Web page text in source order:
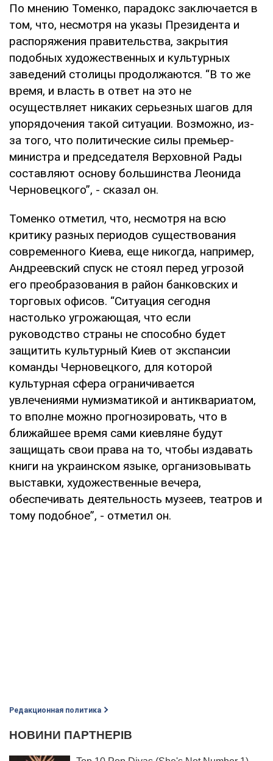
По мнению Томенко, парадокс заключается в
том, что, несмотря на указы Президента и
распоряжения правительства, закрытия
подобных художественных и культурных
заведений столицы продолжаются. “В то же
время, и власть в ответ на это не
осуществляет никаких серьезных шагов для
упорядочения такой ситуации. Возможно, из-
за того, что политические силы премьер-
министра и председателя Верховной Рады
составляют основу большинства Леонида
Черновецкого”, - сказал он.
Томенко отметил, что, несмотря на всю
критику разных периодов существования
современного Киева, еще никогда, например,
Андреевский спуск не стоял перед угрозой
его преобразования в район банковских и
торговых офисов. “Ситуация сегодня
настолько угрожающая, что если
руководство страны не способно будет
защитить культурный Киев от экспансии
команды Черновецкого, для которой
культурная сфера ограничивается
увлечениями нумизматикой и антиквариатом,
то вполне можно прогнозировать, что в
ближайшее время сами киевляне будут
защищать свои права на то, чтобы издавать
книги на украинском языке, организовывать
выставки, художественные вечера,
обеспечивать деятельность музеев, театров и
тому подобное”, - отметил он.
Редакционная политика